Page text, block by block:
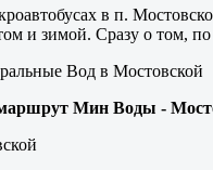
в п.
и зимой. Сразу о том,
Вод в Мостовской
Мин Воды -